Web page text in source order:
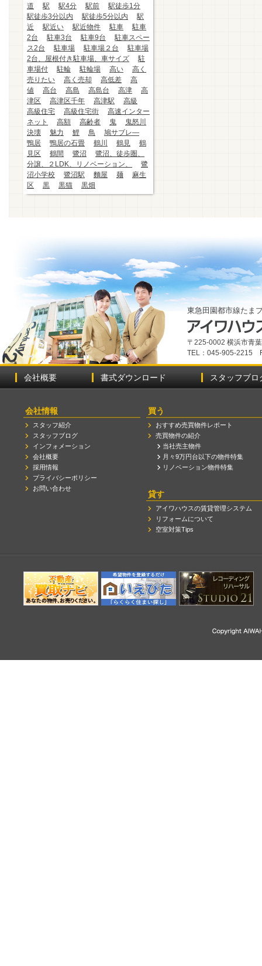
道
駅 駅4分 駅前
駅徒歩1分
駅徒歩3分以内
駅徒歩5分以内
駅
近
駅近い 駅近物件 駐車
駐車
2台
駐車3台 駐車9台
駐車スペー
ス2台
駐車場 駐車場２台
駐車場
2台、屋根付き駐車場、車サイズ
駐
車場付
駐輪 駐輪場 高い
高く
売りたい
高く売却 高低差
高
値
高台 高島 高島台 高津
高
津区
高津区千年 高津駅
高級
高級住宅
高級住宅街
高速インター
ネット
高額 高齢者 鬼
鬼怒川
決壊
魅力 鯉 鳥
鳩サブレ―
鴨居
鴨居の石畳 鶴川 鶴見
鶴
見区
鶴間 鷺沼
鷺沼、徒歩圏、
分譲、２LDK、リノベーション、
鷺
沼小学校
鷺沼駅 麵屋 麺
麻生
区
黒 黒猫 黒畑
東急田園都市線たま
〒225-0002 横浜市青
TEL：045-905-2215
会社概要 書式ダウンロード スタッフブロ
会社情報
スタッフ紹介
スタッフブログ
インフォメーション
会社概要
採用情報
プライバシーポリシー
お問い合わせ
買う
おすすめ売買物件レポート
売買物件の紹介
当社売主物件
月々9万円台以下の物件特集
リノベーション物件特集
貸す
アイワハウスの賃貸管理システム
リフォームについて
空室対策Tips